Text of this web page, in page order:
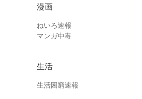
漫画
ねいろ速報
マンガ中毒
生活
生活困窮速報